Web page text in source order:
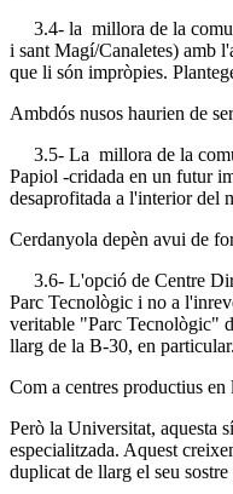
3.4- la millora de la
i sant Magí/Canaletes) amb
que li són impròpies.
Ambdós nusos haurien de
3.5- La millora de la
Papiol -cridada en un futur
desaprofitada a l'interior del
Cerdanyola depèn avui de
3.6- L'opció de Centre
Parc Tecnològic i no a
veritable "Parc Tecnològic"
llarg de la B-30, en particular.
Com a centres productius
Però la Universitat, aquesta
especialitzada. Aquest
duplicat de llarg el seu